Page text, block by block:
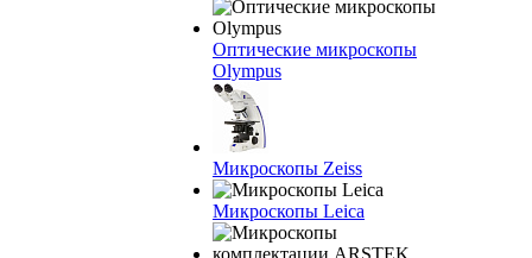
Оптические микроскопы
Olympus
Микроскопы Zeiss
Микроскопы Leica